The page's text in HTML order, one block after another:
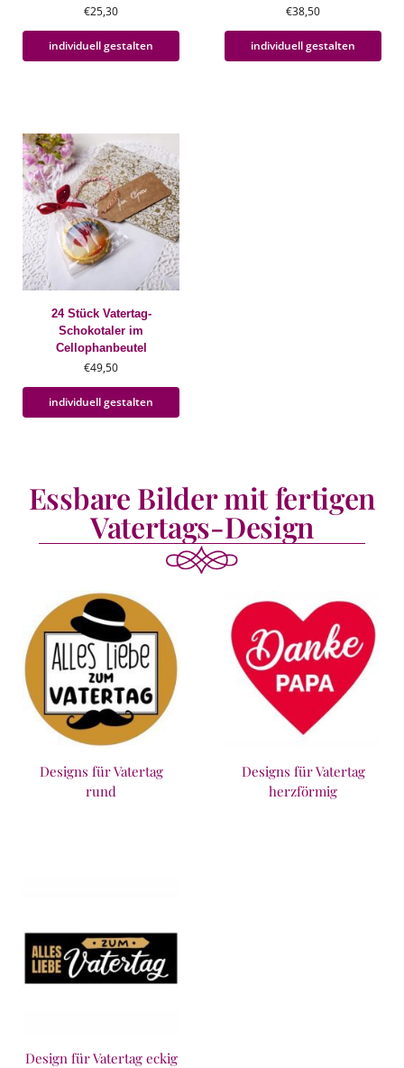
€25,30
individuell gestalten
€38,50
individuell gestalten
24 Stück Vatertag-
Schokotaler im
Cellophanbeutel
€49,50
individuell gestalten
Essbare Bilder mit fertigen
Vatertags-Design
Designs für Vatertag
rund
Designs für Vatertag
herzförmig
Design für Vatertag eckig